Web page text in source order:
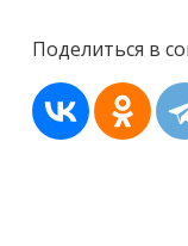
Поделиться в